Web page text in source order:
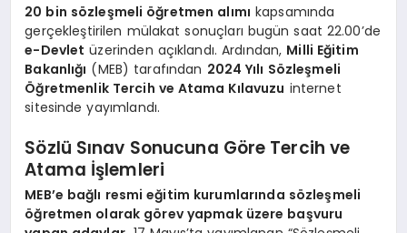
20 bin sözleşmeli öğretmen alımı kapsamında
gerçekleştirilen mülakat sonuçları bugün saat 22.00’de
e-Devlet üzerinden açıklandı. Ardından, Milli Eğitim
Bakanlığı (MEB) tarafından 2024 Yılı Sözleşmeli
Öğretmenlik Tercih ve Atama Kılavuzu internet
sitesinde yayımlandı.
Sözlü Sınav Sonucuna Göre Tercih ve
Atama İşlemleri
MEB’e bağlı resmi eğitim kurumlarında sözleşmeli
öğretmen olarak görev yapmak üzere başvuru